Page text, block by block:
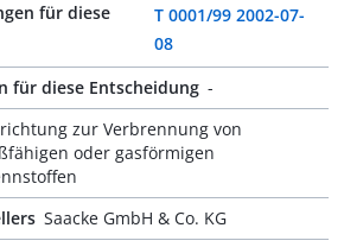
für diese
T 0001/99 2002-07-
08
für diese Entscheidung -
zur Verbrennung von
oder gasförmigen
Saacke GmbH & Co. KG